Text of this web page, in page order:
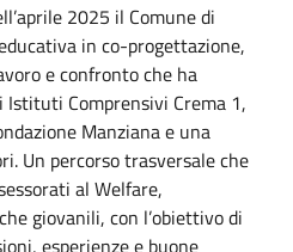
2025 il Comune di
in co-progettazione,
e confronto che ha
Comprensivi Crema 1,
Manziana e una
Un percorso trasversale che
al Welfare,
giovanili, con l’obiettivo di
esperienze e buone